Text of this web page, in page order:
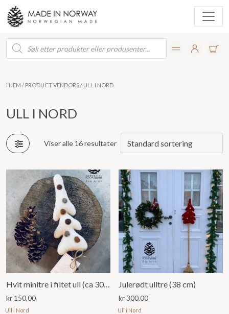
Products
search
HJEM / PRODUCT VENDORS / ULL I NORD
ULL I NORD
Viser alle 16 resultater
kr 150,00
Ull i Nord
Julerødt ulltre (38 cm)
kr300,00
Ull i Nord